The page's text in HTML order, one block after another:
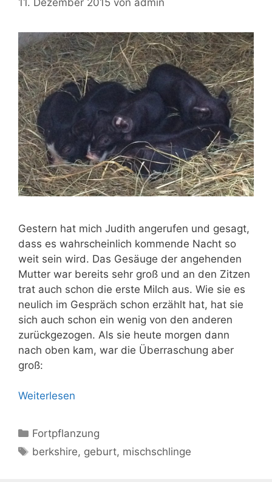
Gestern hat mich Judith angerufen und gesagt,
dass es wahrscheinlich kommende Nacht so
weit sein wird. Das Gesäuge der angehenden
Mutter war bereits sehr groß und an den Zitzen
trat auch schon die erste Milch aus. Wie sie es
neulich im Gespräch schon erzählt hat, hat sie
sich auch schon ein wenig von den anderen
zurückgezogen. Als sie heute morgen dann
nach oben kam, war die Überraschung aber
groß:
Weiterlesen
Kategorien
Fortpflanzung
Schlagwörter
berkshire, geburt, mischschlinge